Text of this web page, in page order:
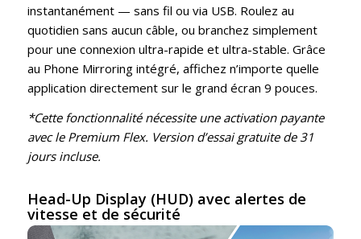
instantanément — sans fil ou via USB. Roulez au
quotidien sans aucun câble, ou branchez simplement
pour une connexion ultra-rapide et ultra-stable. Grâce
au Phone Mirroring intégré, affichez n’importe quelle
application directement sur le grand écran 9 pouces.
*Cette fonctionnalité nécessite une activation payante
avec le Premium Flex. Version d’essai gratuite de 31
jours incluse.
Head-Up Display (HUD) avec alertes de
vitesse et de sécurité